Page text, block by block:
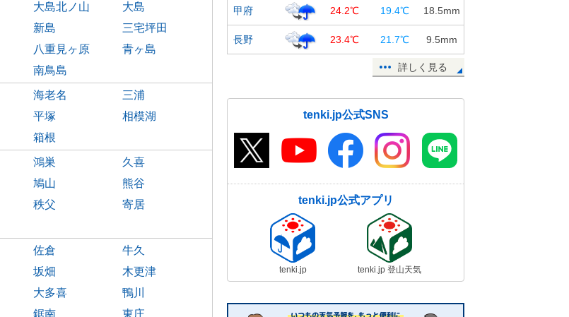
大島北ノ山
大島
新島
三宅坪田
八重見ヶ原
青ヶ島
南鳥島
海老名
三浦
平塚
相模湖
箱根
鴻巣
久喜
鳩山
熊谷
秩父
寄居
佐倉
牛久
坂畑
木更津
大多喜
鴨川
鋸南
東庄
甲府 24.2℃ 19.4℃ 18.5mm
長野 23.4℃ 21.7℃ 9.5mm
詳しく見る
tenki.jp公式SNS
tenki.jp公式アプリ
tenki.jp tenki.jp 登山天気